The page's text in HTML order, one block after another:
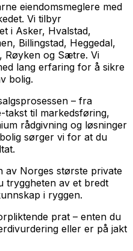
eiendomsmeglere med
Vi tilbyr
i Asker, Hvalstad,
Billingstad, Heggedal,
Røyken og Sætre. Vi
lang erfaring for å sikre
bolig.
– fra
takst til markedsføring,
rådgivning og løsninger
sørger vi for at du
av Norges største private
tryggheten av et bredt
i ryggen.
prat – enten du
eller er på jakt